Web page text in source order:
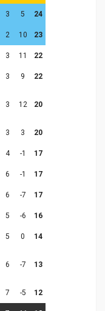
3 5 24
2 10 23
3 11 22
3 9 22
3 12 20
3 3 20
4 -1 17
6 -1 17
6 -7 17
5 -6 16
5 0 14
6 -7 13
7 -5 12